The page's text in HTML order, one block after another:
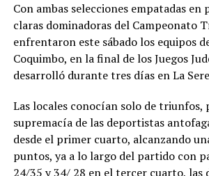
Con ambas selecciones empatadas en
claras dominadoras del Campeonato
enfrentaron este sábado los equipos
Coquimbo, en la final de los Juegos
desarrolló durante tres días en La
Las locales conocían solo de triunfos,
supremacía de las deportistas
desde el primer cuarto, alcanzando
puntos, ya a lo largo del partido con
24/35 y 34/ 28 en el tercer cuarto, las